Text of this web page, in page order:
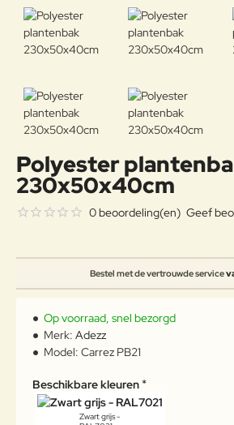
Polyester
230x50x40cm
Bestel met de vertrouwde service
0 beoordeling(en) Geef
Op voorraad, snel bezorgd
Merk: Adezz
Model: Carrez PB21
Beschikbare kleuren
Zwart grijs -